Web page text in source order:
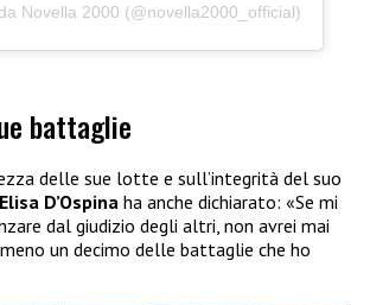
Novella 2000 (@novella2000_official)
battaglie
delle sue lotte e sull’integrità del suo
Elisa D’Ospina ha anche dichiarato: «Se mi
dal giudizio degli altri, non avrei mai
un decimo delle battaglie che ho